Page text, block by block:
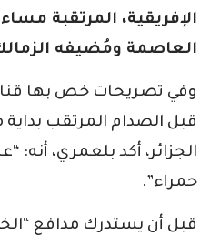
الإفريقية، المرتقبة
العاصمة ومُضيفه
الجزائر، أكد بلعمري، أنه:
حمراء”.
قبل أن يستدرك مدافع